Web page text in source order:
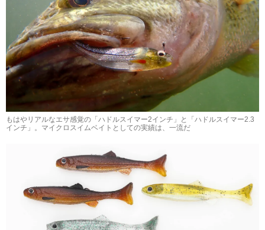
もはやリアルなエサ感覚の「ハドルスイマー2インチ」と「ハドルスイマー2.3
インチ」。マイクロスイムベイトとしての実績は、一流だ